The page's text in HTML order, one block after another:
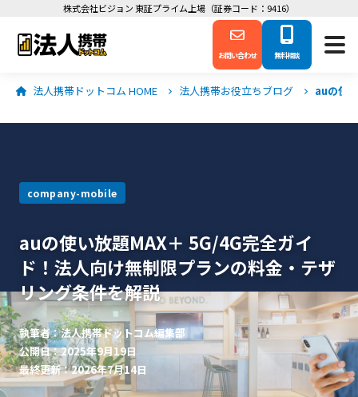
株式会社ビジョン 東証プライム上場（証券コード：9416）
お問い合わせ 無料相談
法人携帯ドットコム HOME 法人携帯お役立ちブログ auの使
company-mobile
auの使い放題MAX＋ 5G/4G完全ガイ
ド！法人向け無制限プランの料金・テザ
リング条件を解説
執筆者：法人携帯ドットコム編集部
公開日：2025年9月19日
最終更新：2026年7月14日